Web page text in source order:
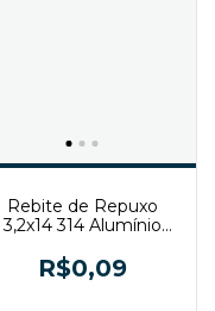
Rebite de Repuxo
3,2x14 314 Alumínio
R$0,09